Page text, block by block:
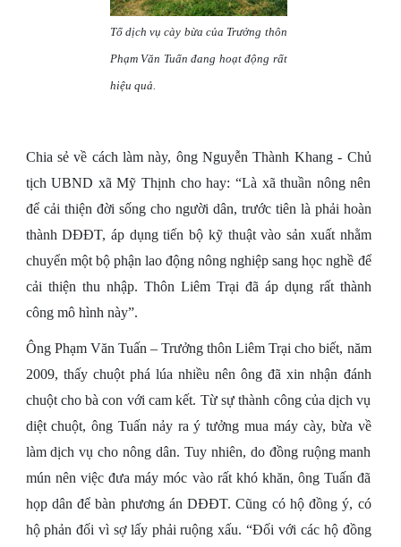
Tổ dịch vụ cày bừa của Trưởng thôn
Phạm Văn Tuấn đang hoạt động rất
hiệu quả.
Chia sẻ về cách làm này, ông Nguyễn Thành Khang - Chủ
tịch UBND xã Mỹ Thịnh cho hay: “Là xã thuần nông nên
để cải thiện đời sống cho người dân, trước tiên là phải hoàn
thành DĐĐT, áp dụng tiến bộ kỹ thuật vào sản xuất nhằm
chuyển một bộ phận lao động nông nghiệp sang học nghề để
cải thiện thu nhập. Thôn Liêm Trại đã áp dụng rất thành
công mô hình này”.
Ông Phạm Văn Tuấn – Trưởng thôn Liêm Trại cho biết, năm
2009, thấy chuột phá lúa nhiều nên ông đã xin nhận đánh
chuột cho bà con với cam kết. Từ sự thành công của dịch vụ
diệt chuột, ông Tuấn nảy ra ý tưởng mua máy cày, bừa về
làm dịch vụ cho nông dân. Tuy nhiên, do đồng ruộng manh
mún nên việc đưa máy móc vào rất khó khăn, ông Tuấn đã
họp dân để bàn phương án DĐĐT. Cũng có hộ đồng ý, có
hộ phản đối vì sợ lấy phải ruộng xấu. “Đối với các hộ đồng